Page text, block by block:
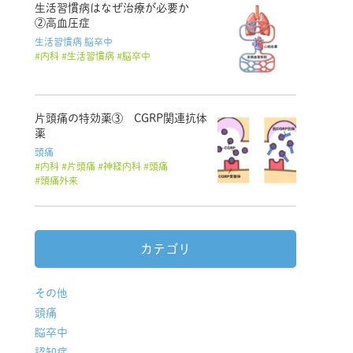
生活習慣病はなぜ治療が必要か
②高血圧症
生活習慣病 脳卒中
内科
生活習慣病 脳卒中
片頭痛の特効薬③ CGRP関連抗体
薬
頭痛
内科
片頭痛 神経内科
頭痛
頭痛外来
カテゴリ
その他
頭痛
脳卒中